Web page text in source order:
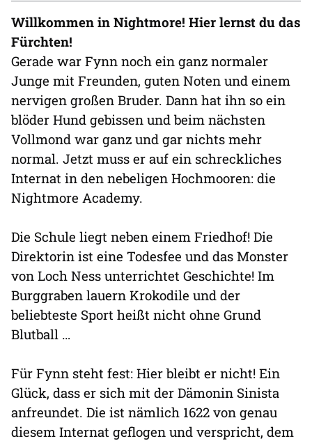
Willkommen in Nightmore! Hier lernst du das
Fürchten!
Gerade war Fynn noch ein ganz normaler
Junge mit Freunden, guten Noten und einem
nervigen großen Bruder. Dann hat ihn so ein
blöder Hund gebissen und beim nächsten
Vollmond war ganz und gar nichts mehr
normal. Jetzt muss er auf ein schreckliches
Internat in den nebeligen Hochmooren: die
Nightmore Academy.
Die Schule liegt neben einem Friedhof! Die
Direktorin ist eine Todesfee und das Monster
von Loch Ness unterrichtet Geschichte! Im
Burggraben lauern Krokodile und der
beliebteste Sport heißt nicht ohne Grund
Blutball …
Für Fynn steht fest: Hier bleibt er nicht! Ein
Glück, dass er sich mit der Dämonin Sinista
anfreundet. Die ist nämlich 1622 von genau
diesem Internat geflogen und verspricht, dem